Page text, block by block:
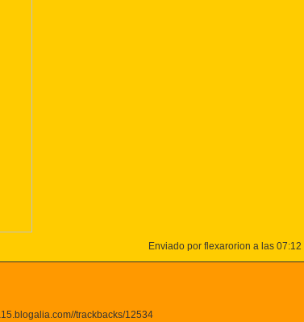
Enviado por flexarorion a las 07:12 |
trackbacks/12534